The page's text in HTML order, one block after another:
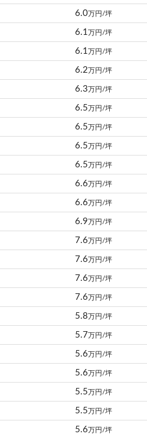
6.0 万円/坪
6.1 万円/坪
6.1 万円/坪
6.2 万円/坪
6.3 万円/坪
6.5 万円/坪
6.5 万円/坪
6.5 万円/坪
6.5 万円/坪
6.6 万円/坪
6.6 万円/坪
6.9 万円/坪
7.6 万円/坪
7.6 万円/坪
7.6 万円/坪
7.6 万円/坪
5.8 万円/坪
5.7 万円/坪
5.6 万円/坪
5.6 万円/坪
5.5 万円/坪
5.5 万円/坪
5.6 万円/坪